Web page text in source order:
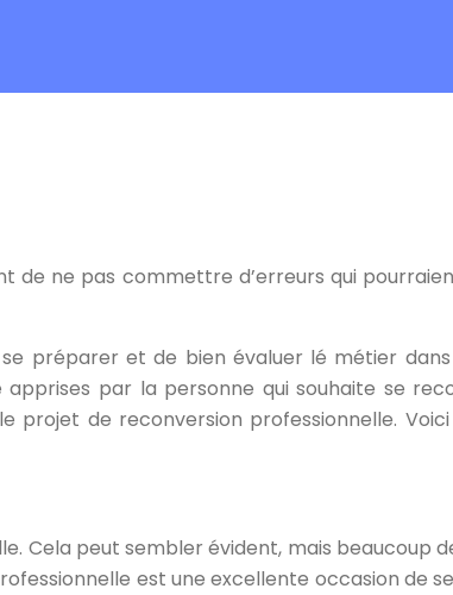
de ne pas commettre d’erreurs qui
préparer et de bien évaluer lé métier
par la personne qui souhaite se
de reconversion professionnelle.
Cela peut sembler évident, mais beaucoup
est une excellente occasion de